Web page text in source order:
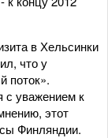
в Хельсинки
что у
поток».
с уважением к
этот
Финляндии.